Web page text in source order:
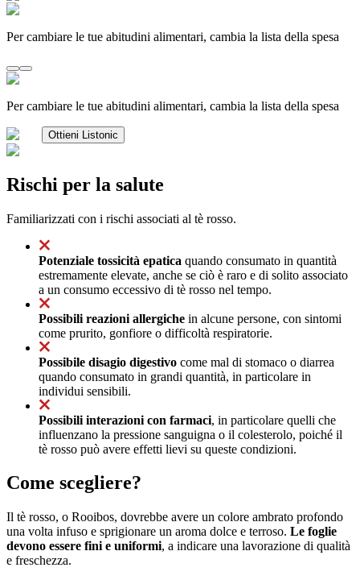
Per cambiare le tue abitudini alimentari, cambia la lista della spesa
Per cambiare le tue abitudini alimentari, cambia la lista della spesa
Ottieni Listonic
Rischi per la salute
Familiarizzati con i rischi associati al tè rosso.
Potenziale tossicità epatica quando consumato in quantità
estremamente elevate, anche se ciò è raro e di solito associato
a un consumo eccessivo di tè rosso nel tempo.
Possibili reazioni allergiche in alcune persone, con sintomi
come prurito, gonfiore o difficoltà respiratorie.
Possibile disagio digestivo come mal di stomaco o diarrea
quando consumato in grandi quantità, in particolare in
individui sensibili.
Possibili interazioni con farmaci, in particolare quelli che
influenzano la pressione sanguigna o il colesterolo, poiché il
tè rosso può avere effetti lievi su queste condizioni.
Come scegliere?
Il tè rosso, o Rooibos, dovrebbe avere un colore ambrato profondo
una volta infuso e sprigionare un aroma dolce e terroso. Le foglie
devono essere fini e uniformi, a indicare una lavorazione di qualità
e freschezza.